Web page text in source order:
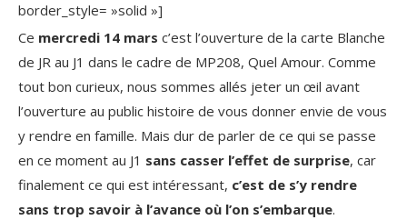
border_style= »solid »]
Ce mercredi 14 mars c’est l’ouverture de la carte Blanche
de JR au J1 dans le cadre de MP208, Quel Amour. Comme
tout bon curieux, nous sommes allés jeter un œil avant
l’ouverture au public histoire de vous donner envie de vous
y rendre en famille. Mais dur de parler de ce qui se passe
en ce moment au J1 sans casser l’effet de surprise, car
finalement ce qui est intéressant, c’est de s’y rendre
sans trop savoir à l’avance où l’on s’embarque.